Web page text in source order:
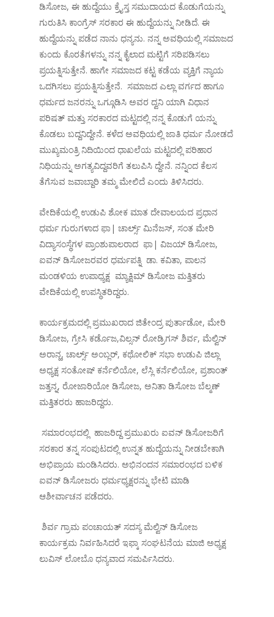
ಡಿಸೋಜ, ಈ ಹುದ್ದೆಯು ಕ್ರೈಸ್ತ ಸಮುದಾಯದ ಕೊಡುಗೆಯನ್ನು
ಗುರುತಿಸಿ ಕಾಂಗ್ರೆಸ್ ಸರಕಾರ ಈ ಹುದ್ದೆಯನ್ನು ನೀಡಿದೆ. ಈ
ಹುದ್ದೆಯನ್ನು ಪಡೆದ ನಾನು ಧನ್ಯನು. ನನ್ನ ಅವಧಿಯಲ್ಲಿ ಸಮಾಜದ
ಕುಂದು ಕೊರತೆಗಳನ್ನು ನನ್ನ ಕೈಲಾದ ಮಟ್ಟಿಗೆ ಸರಿಪಡಿಸಲು
ಪ್ರಯತ್ನಿಸುತ್ತೇನೆ. ಹಾಗೇ ಸಮಾಜದ ಕಟ್ಟ ಕಡೆಯ ವ್ಯಕ್ತಿಗೆ ನ್ಯಾಯ
ಒದಗಿಸಲು ಪ್ರಯತ್ನಿಸುತ್ತೇನೆ. ಸಮಾಜದ ಎಲ್ಲಾ ವರ್ಗದ ಹಾಗೂ
ಧರ್ಮದ ಜನರನ್ನು ಒಗ್ಗೂಡಿಸಿ ಅವರ ದ್ವನಿ ಯಾಗಿ ವಿಧಾನ
ಪರಿಷತ್ ಮತ್ತು ಸರಕಾರದ ಮಟ್ಟದಲ್ಲಿ ನನ್ನ ಕೊಡುಗೆ ಯನ್ನು
ಕೊಡಲು ಬದ್ದನಿದ್ದೇನೆ. ಕಳೆದ ಅವಧಿಯಲ್ಲಿ ಜಾತಿ ಧರ್ಮ ನೋಡದೆ
ಮುಖ್ಯಮಂತ್ರಿ ನಿದಿಯಿಂದ ಧಾಖಲೆಯ ಮಟ್ಟದಲ್ಲಿ ಪರಿಹಾರ
ನಿಧಿಯನ್ನು ಅಗತ್ಯವಿದ್ದವರಿಗೆ ತಲುಪಿಸಿ ದ್ದೇನೆ. ನನ್ನಿಂದ ಕೆಲಸ
ತೆಗೆಸುವ ಜವಾಬ್ದಾರಿ ತಮ್ಮ ಮೇಲಿದೆ ಎಂದು ತಿಳಿಸಿದರು.
ವೇದಿಕೆಯಲ್ಲಿ ಉಡುಪಿ ಶೋಕ ಮಾತ ದೇವಾಲಯದ ಪ್ರಧಾನ
ಧರ್ಮ ಗುರುಗಳಾದ ಫಾ| ಚಾರ್ಲ್ಸ್ ಮಿನೆಜಸ್, ಸಂತ ಮೇರಿ
ವಿದ್ಯಾಸಂಸ್ಥೆಗಳ ಪ್ರಾಂಶುಪಾಲರಾದ ಫಾ| ವಿಜಯ್ ಡಿಸೋಜ,
ಐವನ್ ಡಿಸೋಜರವರ ಧರ್ಮಪತ್ನಿ ಡಾ. ಕವಿತಾ, ಪಾಲನ
ಮಂಡಳಿಯ ಉಪಾಧ್ಯಕ್ಷ ಮ್ಯಾಕ್ಷಿಮ್ ಡಿಸೋಜ ಮತ್ತಿತರು
ವೇದಿಕೆಯಲ್ಲಿ ಉಪಸ್ಥಿತರಿದ್ದರು.
ಕಾರ್ಯಕ್ರಮದಲ್ಲಿ ಪ್ರಮುಖರಾದ ಜಿತೇಂದ್ರ ಪುರ್ತಾಡೋ, ಮೇರಿ
ಡಿಸೋಜ, ಗ್ರೇಸಿ ಕರ್ಡೊಜ,ವಿಲ್ಸನ್ ರೋಡ್ರಿಗಸ್ ಶಿರ್ವ, ಮೆಲ್ವಿನ್
ಅರಾನ್ಹ, ಚಾರ್ಲ್ಸ್ ಅಂಬ್ಲರ್, ಕಥೋಲಿಕ್ ಸಭಾ ಉಡುಪಿ ಜಿಲ್ಲಾ
ಅಧ್ಯಕ್ಷ ಸಂತೋಷ್ ಕರ್ನೆಲಿಯೋ, ಲೆಸ್ಲಿ ಕರ್ನೆಲಿಯೋ, ಪ್ರಶಾಂತ್
ಜತ್ತನ್ನ, ರೋಜಾರಿಯೋ ಡಿಸೋಜ, ಅನಿತಾ ಡಿಸೋಜ ಬೆಲ್ಮಣ್
ಮತ್ತಿತರರು ಹಾಜರಿದ್ದರು.
ಸಮಾರಂಭದಲ್ಲಿ ಹಾಜರಿದ್ದ ಪ್ರಮುಖರು ಐವನ್ ಡಿಸೋಜರಿಗೆ
ಸರಕಾರ ತನ್ನ ಸಂಪುಟದಲ್ಲಿ ಉನ್ನತ ಹುದ್ದೆಯನ್ನು ನೀಡಬೇಕಾಗಿ
ಅಭಿಪ್ರಾಯ ಮಂಡಿಸಿದರು. ಅಭಿನಂದನ ಸಮಾರಂಭದ ಬಳಿಕ
ಐವನ್ ಡಿಸೋಜರು ಧರ್ಮಧ್ಯಕ್ಷರನ್ನು ಭೇಟಿ ಮಾಡಿ
ಆಶೀರ್ವಾಚನ ಪಡೆದರು.
ಶಿರ್ವ ಗ್ರಾಮ ಪಂಚಾಯತ್ ಸದಸ್ಯ ಮೆಲ್ವಿನ್ ಡಿಸೋಜ
ಕಾರ್ಯಕ್ರಮ ನಿರ್ವಹಿಸಿದರೆ ಇಫ್ಕಾ ಸಂಘಟನೆಯ ಮಾಜಿ ಅಧ್ಯಕ್ಷ
ಲುವಿಸ್ ಲೋಬೊ ಧನ್ಯವಾದ ಸಮರ್ಪಿಸಿದರು.